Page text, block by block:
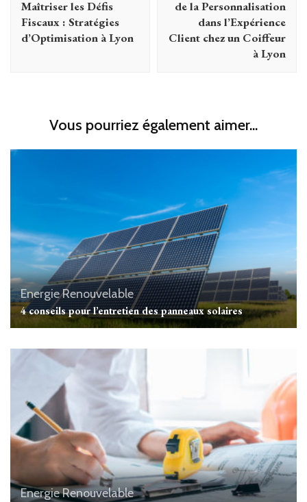
Maîtriser les Défis
Fiscaux : Stratégies
d’Optimisation à Lyon
de la Personnalisation
dans l’Expérience
Client chez un Coiffeur
à Lyon
Vous pourriez également aimer...
Energie Renouvelable
4 conseils pour l’entretien des panneaux solaires
Energie Renouvelable